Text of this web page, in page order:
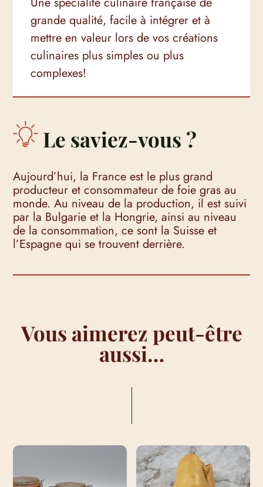
grande qualité, facile à intégrer et à
mettre en valeur lors de vos créations
culinaires plus simples ou plus
complexes!
Le saviez-vous ?
Aujourd’hui, la France est le plus grand
producteur et consommateur de foie gras au
monde. Au niveau de la production, il est suivi
par la Bulgarie et la Hongrie, ainsi au niveau
de la consommation, ce sont la Suisse et
l’Espagne qui se trouvent derrière.
Vous aimerez peut-être
aussi…
VOUS AIMEREZ PEUT-ÊTRE AUSSI…